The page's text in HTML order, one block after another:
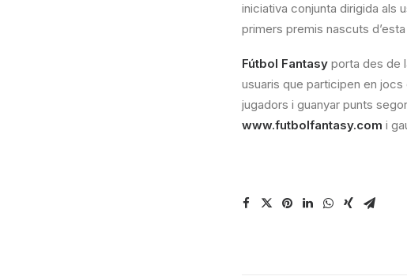
iniciativa conjunta dirigida als
primers premis nascuts
Fútbol Fantasy porta des de
usuaris que participen en
jugadors i guanyar punts
www.futbolfantasy.com i